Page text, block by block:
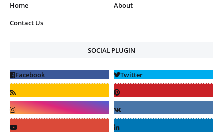
Home
About
Contact Us
SOCIAL PLUGIN